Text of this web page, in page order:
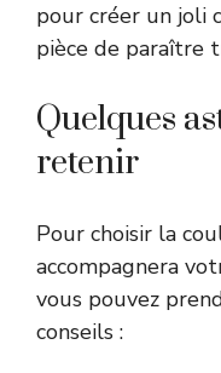
pour créer un joli
pièce de paraître
Quelques
retenir
Pour choisir la
accompagnera
vous pouvez
conseils :